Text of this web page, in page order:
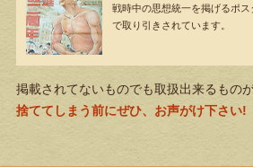
戦時中の思想統一を掲げるポ
で取り引きされています。
掲載されてないものでも取扱出来るもの
捨ててしまう前にぜひ、お声がけ下さい!